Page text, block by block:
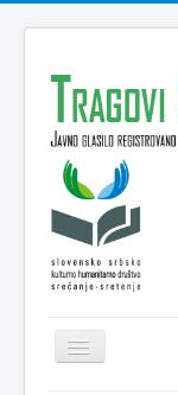
Isključi
navigaciju